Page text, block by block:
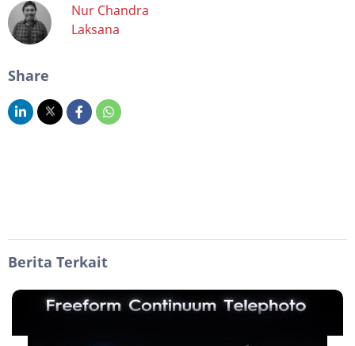
Nur Chandra
Laksana
Share
Berita Terkait